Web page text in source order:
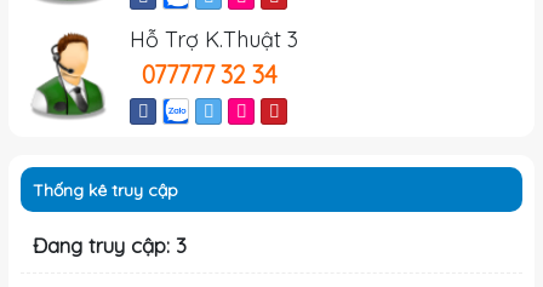
Hỗ Trợ K.Thuật 3
077777 32 34
Thống kê truy cập
Đang truy cập: 3